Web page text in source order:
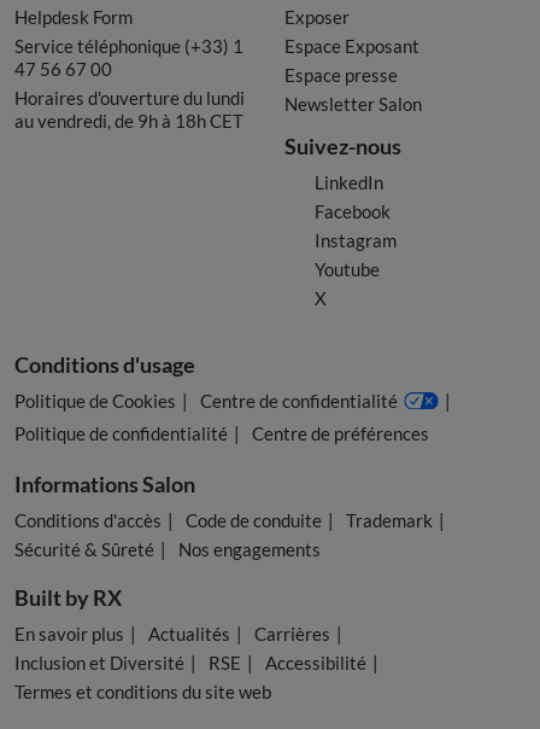
Helpdesk Form
Service téléphonique (+33) 1
47 56 67 00
Horaires d'ouverture du lundi
au vendredi, de 9h à 18h CET
Exposer
Espace Exposant
Espace presse
Newsletter Salon
Suivez-nous
LinkedIn
Facebook
Instagram
Youtube
X
Conditions d'usage
Politique de Cookies
Centre de confidentialité
Politique de confidentialité
Centre de préférences
Informations Salon
Conditions d'accès Code de conduite
Trademark
Sécurité & Sûreté
Nos engagements
Built by RX
En savoir plus Actualités
Carrières
Inclusion et Diversité
RSE
Accessibilité
Termes et conditions du site web